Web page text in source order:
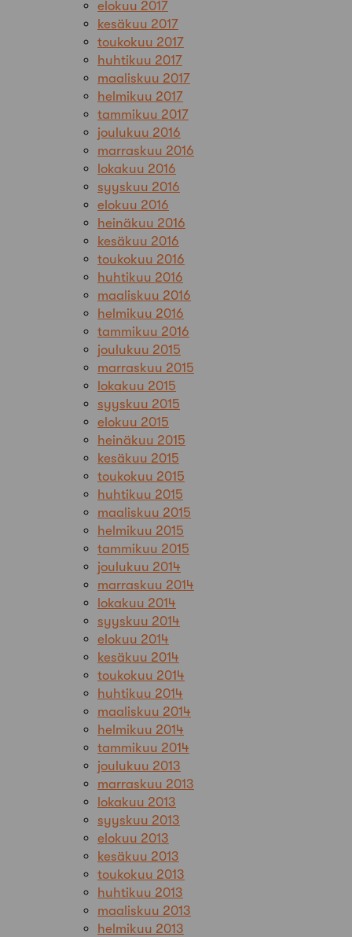
elokuu 2017
kesäkuu 2017
toukokuu 2017
huhtikuu 2017
maaliskuu 2017
helmikuu 2017
tammikuu 2017
joulukuu 2016
marraskuu 2016
lokakuu 2016
syyskuu 2016
elokuu 2016
heinäkuu 2016
kesäkuu 2016
toukokuu 2016
huhtikuu 2016
maaliskuu 2016
helmikuu 2016
tammikuu 2016
joulukuu 2015
marraskuu 2015
lokakuu 2015
syyskuu 2015
elokuu 2015
heinäkuu 2015
kesäkuu 2015
toukokuu 2015
huhtikuu 2015
maaliskuu 2015
helmikuu 2015
tammikuu 2015
joulukuu 2014
marraskuu 2014
lokakuu 2014
syyskuu 2014
elokuu 2014
kesäkuu 2014
toukokuu 2014
huhtikuu 2014
maaliskuu 2014
helmikuu 2014
tammikuu 2014
joulukuu 2013
marraskuu 2013
lokakuu 2013
syyskuu 2013
elokuu 2013
kesäkuu 2013
toukokuu 2013
huhtikuu 2013
maaliskuu 2013
helmikuu 2013